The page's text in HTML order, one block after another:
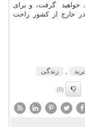
خواهید گرفت، و برای
خارج از کشور راحت
, زندگی
(0)